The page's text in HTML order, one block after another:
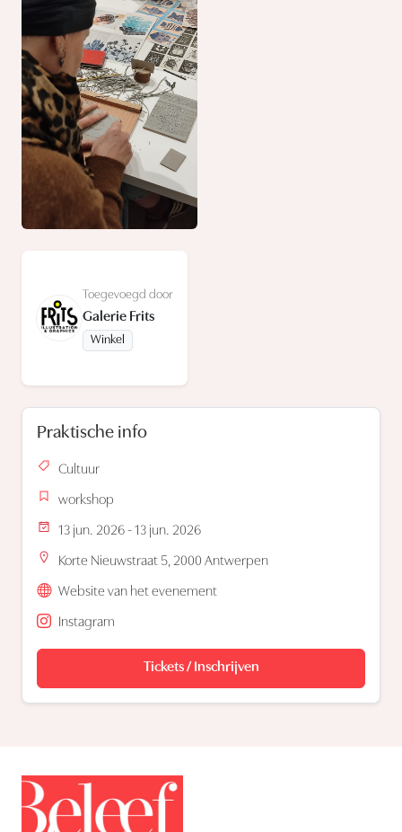
Toegevoegd door
Galerie Frits
Winkel
Praktische info
Cultuur
workshop
13 jun. 2026 - 13 jun. 2026
Korte Nieuwstraat 5, 2000 Antwerpen
Website van het evenement
Instagram
Tickets / Inschrijven